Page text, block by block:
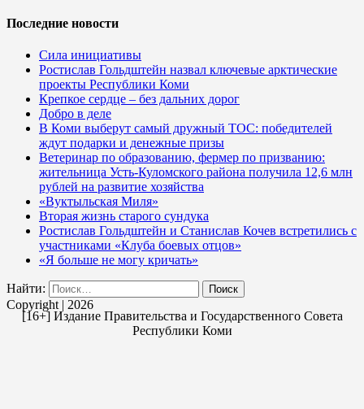
Последние новости
Сила инициативы
Ростислав Гольдштейн назвал ключевые арктические
проекты Республики Коми
Крепкое сердце – без дальних дорог
Добро в деле
В Коми выберут самый дружный ТОС: победителей
ждут подарки и денежные призы
Ветеринар по образованию, фермер по призванию:
жительница Усть-Куломского района получила 12,6 млн
рублей на развитие хозяйства
«Вуктыльская Миля»
Вторая жизнь старого сундука
Ростислав Гольдштейн и Станислав Кочев встретились с
участниками «Клуба боевых отцов»
«Я больше не могу кричать»
Найти:
Copyright | 2026
[16+] Издание Правительства и Государственного Совета
Республики Коми